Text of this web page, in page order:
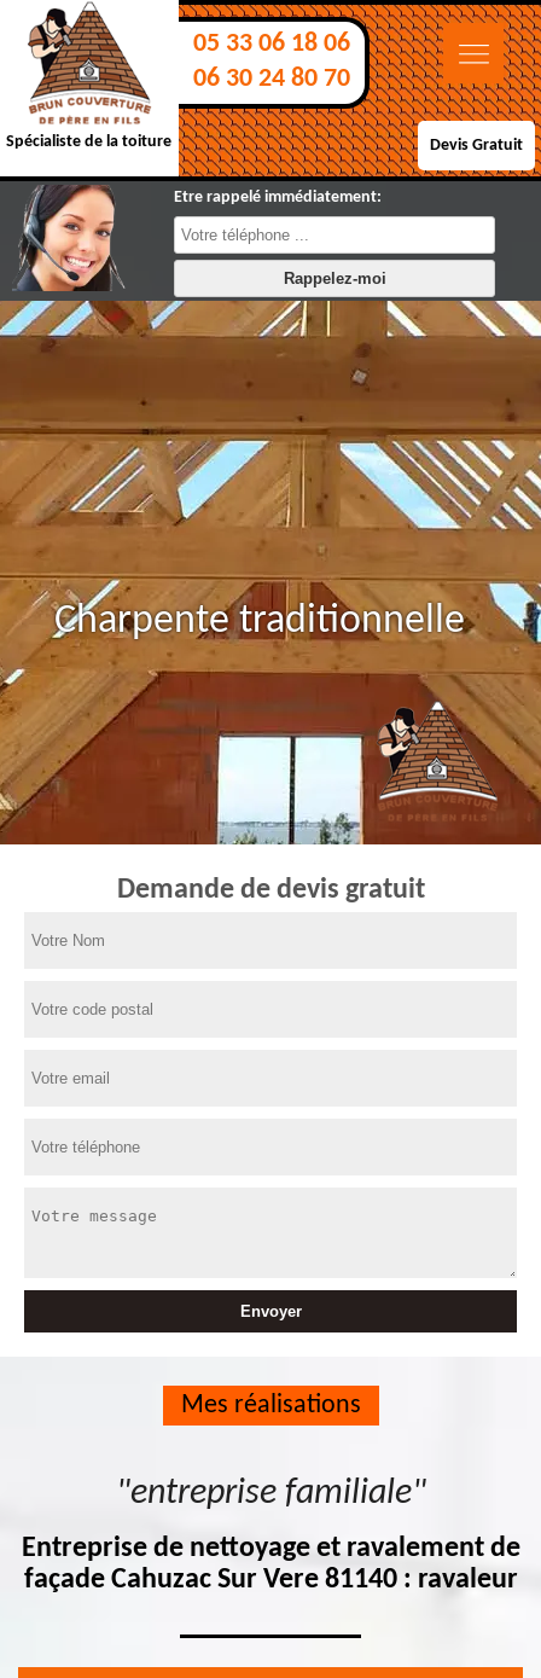
Spécialiste de la toiture
05 33 06 18 06
06 30 24 80 70
Devis Gratuit
Etre rappelé immédiatement:
Charpente traditionnelle
Demande de devis gratuit
Mes réalisations
"entreprise familiale"
Entreprise de nettoyage et ravalement de
façade Cahuzac Sur Vere 81140 : ravaleur